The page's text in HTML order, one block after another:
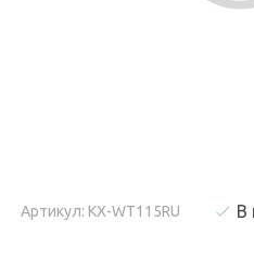
Артикул: KX-WT115RU В